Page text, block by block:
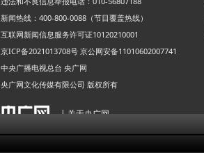
新闻热线：400-800-0088（节目覆盖热线）
互联网新闻信息服务许可证10120210001
京ICP备2021013708号 京公网安备11010602007741
中央广播电视总台 央广网
央广网文化传媒有限公司 版权所有
| 关于央广网